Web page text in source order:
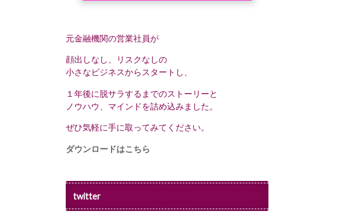
元金融機関の営業社員が
顔出しなし、リスクなしの
小さなビジネスからスタートし、
１年後に脱サラするまでのストーリーと
ノウハウ、マインドを詰め込みました。
ぜひ気軽に手に取ってみてください。
ダウンロードはこちら
twitter